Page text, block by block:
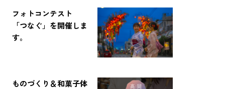
フォトコンテスト
「つなぐ」を開催しま
す。
ものづくり＆和菓子体